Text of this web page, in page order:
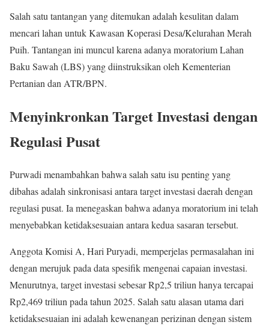
Salah satu tantangan yang ditemukan adalah kesulitan dalam
mencari lahan untuk Kawasan Koperasi Desa/Kelurahan Merah
Puih. Tantangan ini muncul karena adanya moratorium Lahan
Baku Sawah (LBS) yang diinstruksikan oleh Kementerian
Pertanian dan ATR/BPN.
Menyinkronkan Target Investasi dengan
Regulasi Pusat
Purwadi menambahkan bahwa salah satu isu penting yang
dibahas adalah sinkronisasi antara target investasi daerah dengan
regulasi pusat. Ia menegaskan bahwa adanya moratorium ini telah
menyebabkan ketidaksesuaian antara kedua sasaran tersebut.
Anggota Komisi A, Hari Puryadi, memperjelas permasalahan ini
dengan merujuk pada data spesifik mengenai capaian investasi.
Menurutnya, target investasi sebesar Rp2,5 triliun hanya tercapai
Rp2,469 triliun pada tahun 2025. Salah satu alasan utama dari
ketidaksesuaian ini adalah kewenangan perizinan dengan sistem